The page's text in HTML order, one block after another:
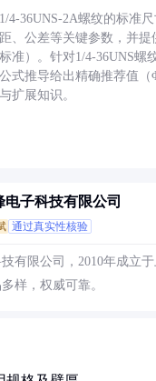
4-36UNS-2A螺纹的标准尺
、公差等关键参数，并提
标准）。针对1/4-36UNS螺
式推导给出精确推荐值（
扩展知识。
电子科技有限公司
通过真实性核验
有限公司，2010年成立
样，权威可靠。